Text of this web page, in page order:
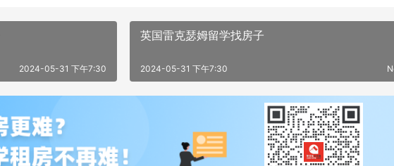
2024-05-31 下午7:30
英国雷克瑟姆留学找房子
2024-05-31 下午7:30